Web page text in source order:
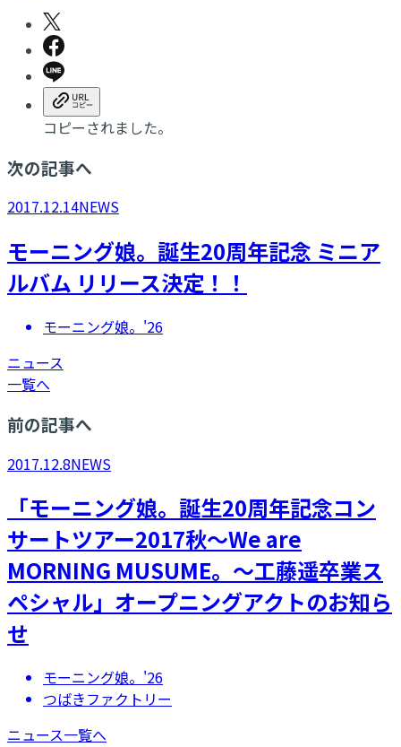
コピーされました。
次の記事へ
2017.12.14NEWS
モーニング娘。誕生20周年記念 ミニア
ルバム リリース決定！！
モーニング娘。'26
ニュース
一覧へ
前の記事へ
2017.12.8NEWS
「モーニング娘。誕生20周年記念コン
サートツアー2017秋～We are
MORNING MUSUME。～工藤遥卒業ス
ペシャル」オープニングアクトのお知ら
せ
モーニング娘。'26
つばきファクトリー
ニュース一覧へ